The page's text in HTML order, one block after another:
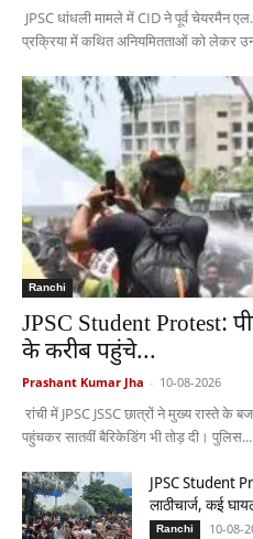
JPSC धांधली मामले में CID ने पूर्व चेयरमैन
प्रक्रिया में कथित अनियमितताओं को लेकर
Ranchi
JPSC Student Protest:
के करीब पहुंचे...
Prashant Kumar Jha - 10-08-2026
रांची में JPSC JSSC छात्रों ने मुख्य रास्ते के
पहुंचकर सातवीं बैरिकेडिंग भी तोड़ दी। पुलिस...
JPSC Student
लाठीचार्ज, कई
Ranchi 10-08-